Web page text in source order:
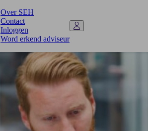
Over SEH
Contact
Inloggen
Word erkend adviseur